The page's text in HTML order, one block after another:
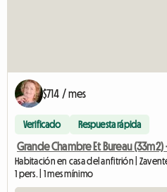
$714 / mes
Verificado Respuesta rápida
Habitación en casa del anfitrión |
1 pers. | 1 mes mínimo